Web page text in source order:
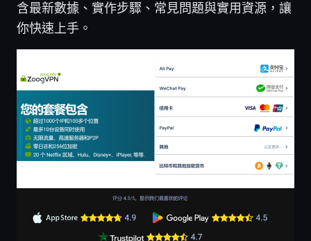
含最新數據、實作步驟、常見問題與實用資源，讓
你快速上手。